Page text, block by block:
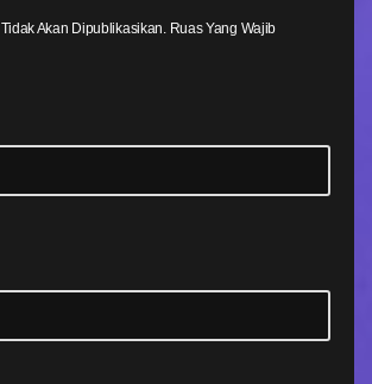
Akan Dipublikasikan. Ruas Yang Wajib